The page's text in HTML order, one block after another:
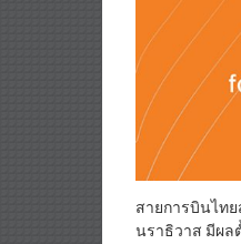
สายการบินไท
นราธิวาส มีผล